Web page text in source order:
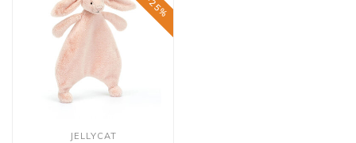
JELLYCAT